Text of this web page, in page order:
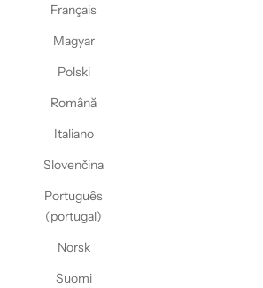
Français
Magyar
Polski
Română
Italiano
Slovenčina
Português
(portugal)
Norsk
Suomi